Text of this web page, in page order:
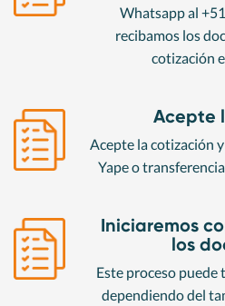
Whatsapp al
recibamos los
cotización
Acepte
Acepte la cotización
Yape o
Iniciaremos
los
Este proceso puede
dependiendo del